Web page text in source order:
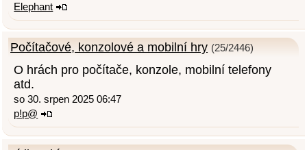
Elephant
Počítačové, konzolové a mobilní hry (25/2446)
O hrách pro počítače, konzole, mobilní telefony
atd.
so 30. srpen 2025 06:47
p!p@